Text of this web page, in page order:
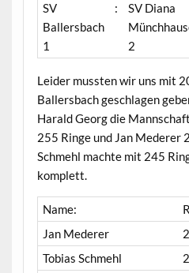
SV
Ballersbach
1
:
SV Diana
2
Leider mussten wir uns mit
Ballersbach geschlagen
Harald Georg die
255 Ringe und Jan Mederer
Schmehl machte mit 245
komplett.
Name:
Jan Mederer
Tobias Schmehl